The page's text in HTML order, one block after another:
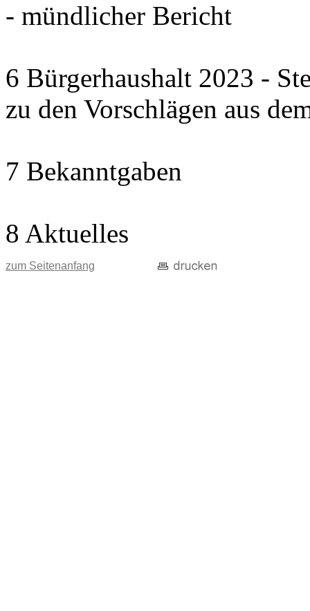
- mündlicher Bericht
6 Bürgerhaushalt 2023 -
zu den Vorschlägen aus
7 Bekanntgaben
8 Aktuelles
zum Seitenanfang